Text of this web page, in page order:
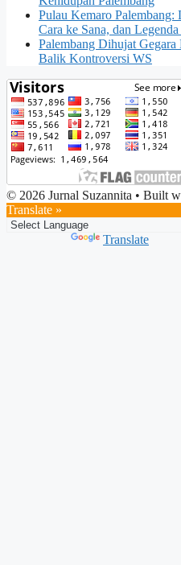
Pulau Kemaro Palembang:
Cara ke Sana, dan
Palembang Dihujat
Balik Kontroversi WS
© 2026 Jurnal Suzannita • Built
Translate »
Translate